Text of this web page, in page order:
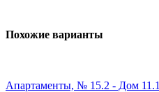
Похожие варианты
Апартаменты, № 15.2 - Дом 11.1